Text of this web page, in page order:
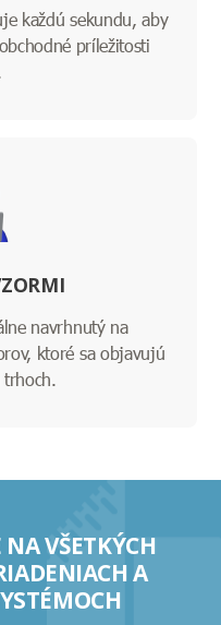
každú sekundu, aby
príležitosti
navrhnutý na
ktoré sa objavujú
trhoch.
VŠETKÝCH
A